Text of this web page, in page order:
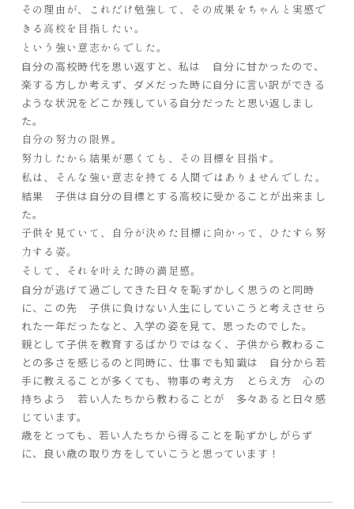
その理由が、これだけ勉強して、その成果をちゃんと実感で
きる高校を目指したい。
という強い意志からでした。
自分の高校時代を思い返すと、私は 自分に甘かったので、
楽する方しか考えず、ダメだった時に自分に言い訳ができる
ような状況をどこか残している自分だったと思い返しまし
た。
自分の努力の限界。
努力したから結果が悪くても、その目標を目指す。
私は、そんな強い意志を持てる人間ではありませんでした。
結果 子供は自分の目標とする高校に受かることが出来まし
た。
子供を見ていて、自分が決めた目標に向かって、ひたすら努
力する姿。
そして、それを叶えた時の満足感。
自分が逃げて過ごしてきた日々を恥ずかしく思うのと同時
に、この先 子供に負けない人生にしていこうと考えさせら
れた一年だったなと、入学の姿を見て、思ったのでした。
親として子供を教育するばかりではなく、子供から教わるこ
との多さを感じるのと同時に、仕事でも知識は 自分から若
手に教えることが多くても、物事の考え方 とらえ方 心の
持ちよう 若い人たちから教わることが 多々あると日々感
じています。
歳をとっても、若い人たちから得ることを恥ずかしがらず
に、良い歳の取り方をしていこうと思っています！